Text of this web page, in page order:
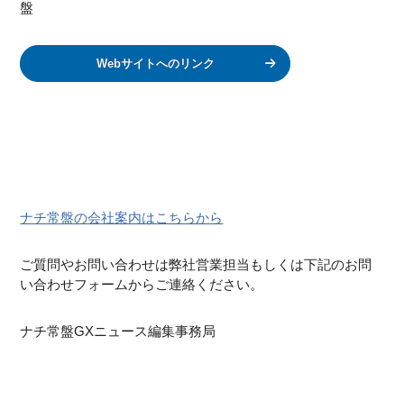
盤
Webサイトへのリンク
ナチ常盤の会社案内はこちらから
ご質問やお問い合わせは弊社営業担当もしくは下記のお問
い合わせフォームからご連絡ください。
ナチ常盤GXニュース編集事務局